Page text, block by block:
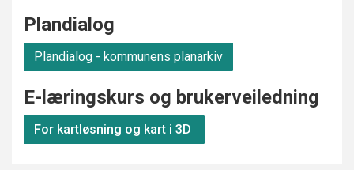
Plandialog
Plandialog - kommunens planarkiv
E-læringskurs og brukerveiledning
For kartløsning og kart i 3D